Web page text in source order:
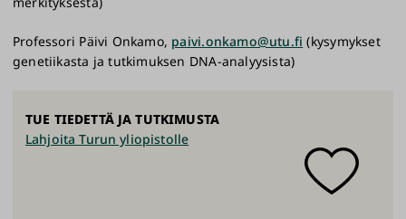
Professori Päivi Onkamo, paivi.onkamo@utu.fi (kysymykset
genetiikasta ja tutkimuksen DNA-analyysista)
TUE TIEDETTÄ JA TUTKIMUSTA
Lahjoita Turun yliopistolle